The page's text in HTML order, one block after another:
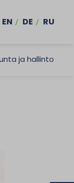
EN DE RU
ja hallinto